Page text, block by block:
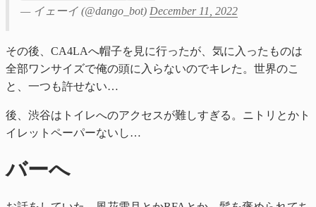
— イェーイ (@dango_bot) December 11, 2022
その後、CA4LAへ帽子を見に行ったが、気に入ったものは
全部ワンサイズで俺の頭に入らないのでキレた。世界のこ
と、一つも許せない…
後、渋谷はトイレへのアクセスが難しすぎる。ニトリとかト
イレットペーパーないし…
バーへ